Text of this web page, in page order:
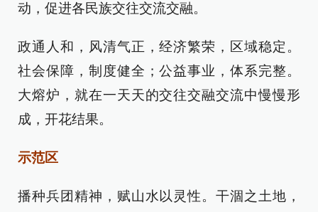
动，促进各民族交往交流交融。
政通人和，风清气正，经济繁荣，区域稳定。
社会保障，制度健全；公益事业，体系完整。
大熔炉，就在一天天的交往交融交流中慢慢形
成，开花结果。
示范区
播种兵团精神，赋山水以灵性。干涸之土地，